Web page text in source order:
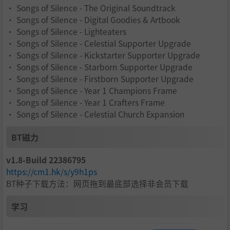
持续更新– 场景模式将定期新增，不断拓展游戏内容和战
略可能性！
• Songs of Silence - The Original Soundtrack
• Songs of Silence - Digital Goodies & Artbook
• Songs of Silence - Lighteaters
• Songs of Silence - Celestial Supporter Upgrade
• Songs of Silence - Kickstarter Supporter Upgrade
• Songs of Silence - Starborn Supporter Upgrade
• Songs of Silence - Firstborn Supporter Upgrade
• Songs of Silence - Year 1 Champions Frame
• Songs of Silence - Year 1 Crafters Frame
• Songs of Silence - Celestial Church Expansion
BT磁力
v1.8-Build 22386795
https://cm1.hk/s/y9h1ps
BT种子下载方法：网页拖到最底部选择非会员下载
学习